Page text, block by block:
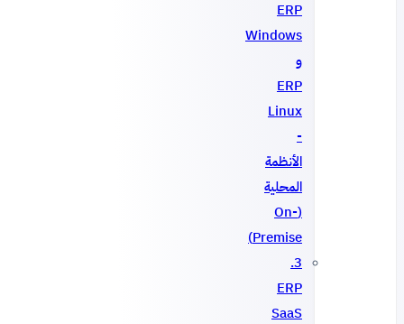
ERP
Windows
و
ERP
Linux
-
الأنظمة
المحلية
(On-
Premise)
3.
ERP
SaaS